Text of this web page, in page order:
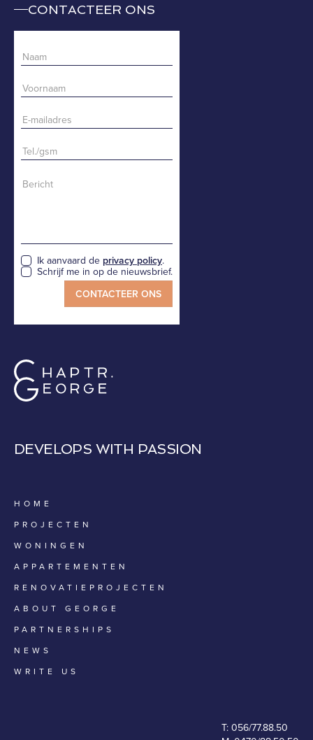
CONTACTEER ONS
Ik aanvaard de privacy policy.
Schrijf me in op de nieuwsbrief.
DEVELOPS WITH PASSION
HOME
PROJECTEN
WONINGEN
APPARTEMENTEN
RENOVATIEPROJECTEN
ABOUT GEORGE
PARTNERSHIPS
NEWS
WRITE US
T: 056/77.88.50